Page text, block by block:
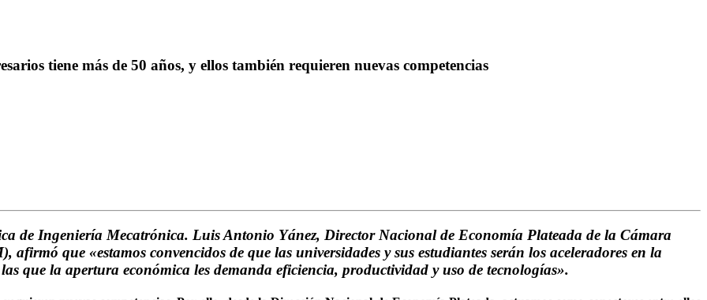
tiene más de 50 años, y ellos también requieren nuevas competencias
de Ingeniería Mecatrónica. Luis Antonio Yánez, Director Nacional de Economía Plateada de la Cámara
que «estamos convencidos de que las universidades y sus estudiantes serán los aceleradores en la
que la apertura económica les demanda eficiencia, productividad y uso de tecnologías».